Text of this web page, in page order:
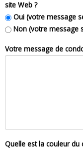
site Web ?
Oui (votre message
Non (votre message
Votre message de
Quelle est la couleur du